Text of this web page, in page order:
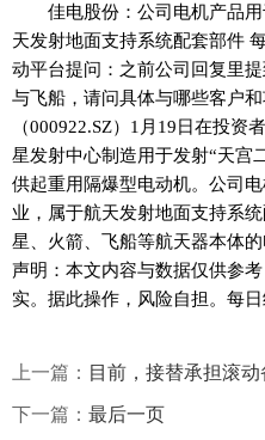
佳电股份：公司电机产品
天发射地面支持系统配套部件
动平台提问：之前公司回复里
与飞船，请问具体与哪些客户
（000922.SZ）1月19日在投资
星发射中心制造用于发射“天宫
供起重用隔爆型电动机。公司
业，属于航天发射地面支持系
星、火箭、飞船等航天器本体
声明：本文内容与数据仅供参
实。据此操作，风险自担。每
上一篇： 目前，接替承担滚动备份任务的神舟二十三号飞
下一篇： 最后一页